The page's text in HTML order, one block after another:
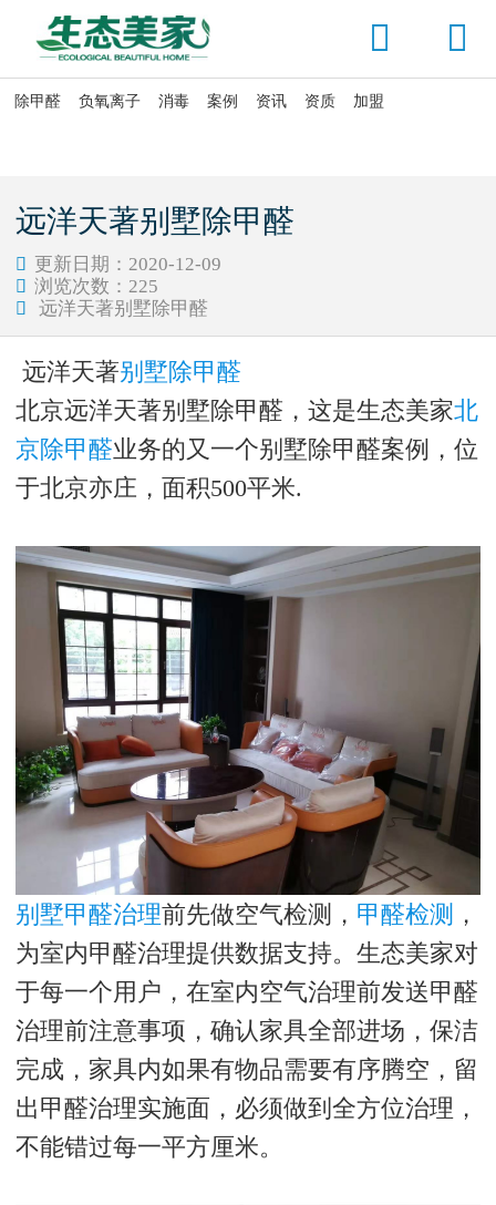


除甲醛 负氧离子 消毒 案例 资讯 资质 加盟
远洋天著别墅除甲醛
 更新日期：2020-12-09
 浏览次数： 225
 远洋天著别墅除甲醛
远洋天著别墅除甲醛
北京远洋天著别墅除甲醛，这是生态美家北
京除甲醛业务的又一个别墅除甲醛案例，位
于北京亦庄，面积500平米.
别墅甲醛治理前先做空气检测， 甲醛检测 ，
为室内甲醛治理提供数据支持。生态美家对
于每一个用户，在室内空气治理前发送甲醛
治理前注意事项，确认家具全部进场，保洁
完成，家具内如果有物品需要有序腾空，留
出甲醛治理实施面，必须做到全方位治理，
不能错过每一平方厘米。